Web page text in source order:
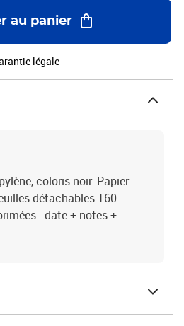
au panier
légale
coloris noir. Papier :
détachables 160
: date + notes +